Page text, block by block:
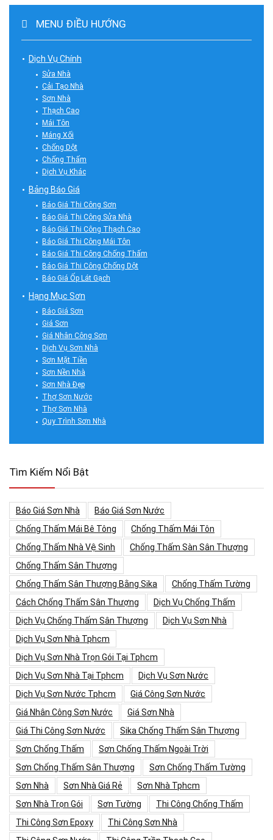
MENU ĐIỀU HƯỚNG
Dịch Vụ Chính
Sửa Nhà
Cải Tạo Nhà
Sơn Nhà
Thạch Cao
Mái Tôn
Máng Xối
Chống Dột
Chống Thấm
Dịch Vụ Khác
Bảng Báo Giá
Báo Giá Thi Công Sơn
Báo Giá Thi Công Sửa Nhà
Báo Giá Thi Công Thạch Cao
Báo Giá Thi Công Mái Tôn
Báo Giá Thi Công Chống Thấm
Báo Giá Thi Công Chống Dột
Báo Giá Ốp Lát Gạch
Hạng Mục Sơn
Báo Giá Sơn
Giá Sơn
Giá Nhân Công Sơn
Dịch Vụ Sơn Nhà
Sơn Mặt Tiền
Sơn Nền Nhà
Sơn Nhà Đẹp
Thợ Sơn Nước
Thợ Sơn Nhà
Quy Trình Sơn Nhà
Tìm Kiếm Nổi Bật
Báo Giá Sơn Nhà
Báo Giá Sơn Nước
Chống Thấm Mái Bê Tông
Chống Thấm Mái Tôn
Chống Thấm Nhà Vệ Sinh
Chống Thấm Sàn Sân Thượng
Chống Thấm Sân Thượng
Chống Thấm Sân Thượng Bằng Sika
Chống Thấm Tường
Cách Chống Thấm Sân Thượng
Dịch Vụ Chống Thấm
Dịch Vụ Chống Thấm Sân Thượng
Dịch Vụ Sơn Nhà
Dịch Vụ Sơn Nhà Tphcm
Dịch Vụ Sơn Nhà Trọn Gói Tại Tphcm
Dịch Vụ Sơn Nhà Tại Tphcm
Dịch Vụ Sơn Nước
Dịch Vụ Sơn Nước Tphcm
Giá Công Sơn Nước
Giá Nhân Công Sơn Nước
Giá Sơn Nhà
Giá Thi Công Sơn Nước
Sika Chống Thấm Sân Thượng
Sơn Chống Thấm
Sơn Chống Thấm Ngoài Trời
Sơn Chống Thấm Sân Thượng
Sơn Chống Thấm Tường
Sơn Nhà
Sơn Nhà Giá Rẻ
Sơn Nhà Tphcm
Sơn Nhà Trọn Gói
Sơn Tường
Thi Công Chống Thấm
Thi Công Sơn Epoxy
Thi Công Sơn Nhà